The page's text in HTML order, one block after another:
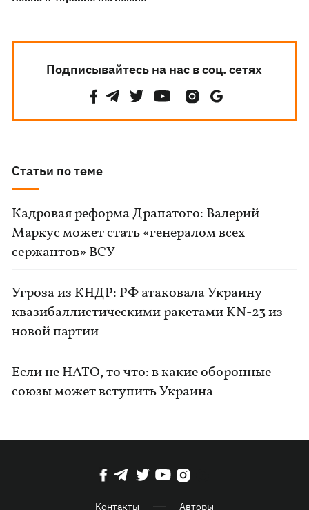
Подписывайтесь на нас в соц. сетях
Статьи по теме
Кадровая реформа Драпатого: Валерий
Маркус может стать «генералом всех
сержантов» ВСУ
Угроза из КНДР: РФ атаковала Украину
квазибаллистическими ракетами KN-23 из
новой партии
Если не НАТО, то что: в какие оборонные
союзы может вступить Украина
Контакты Авторы